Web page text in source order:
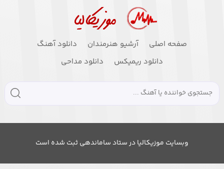
صفحه اصلی آرشیو هنرمندان
دانلود آهنگ
دانلود ریمیکس
دانلود مداحی
وبسایت موزیکالیا در ستاد ساماندهی ثبت شده است